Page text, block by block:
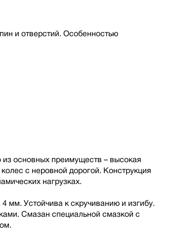
и отверстий. Особенностью
основных преимуществ – высокая
с неровной дорогой. Конструкция
нагрузках.
мм. Устойчива к скручиванию и изгибу.
Смазан специальной смазкой с